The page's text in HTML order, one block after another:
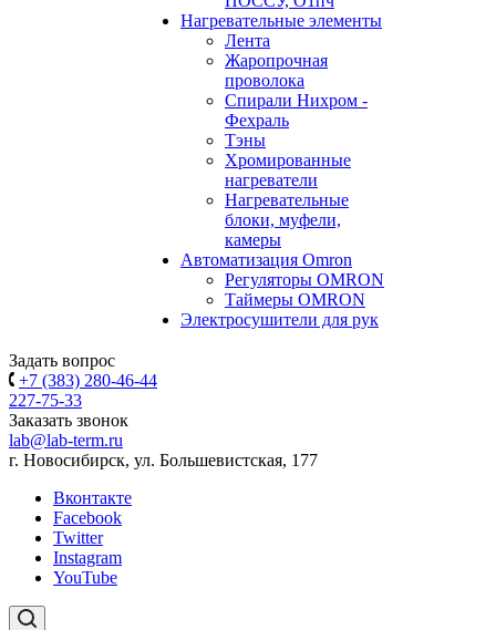
Нагревательные элементы
Лента
Жаропрочная
проволока
Спирали Нихром -
Фехраль
Тэны
Хромированные
нагреватели
Нагревательные
блоки, муфели,
камеры
Автоматизация Omron
Регуляторы OMRON
Таймеры OMRON
Электросушители для рук
Задать вопрос
+7 (383) 280-46-44
227-75-33
Заказать звонок
lab@lab-term.ru
г. Новосибирск, ул. Большевистская, 177
Вконтакте
Facebook
Twitter
Instagram
YouTube